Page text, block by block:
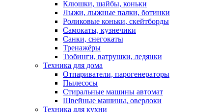
Клюшки, шайбы, коньки
Лыжи, лыжные палки, ботинки
Роликовые коньки, скейтборды
Самокаты, кузнечики
Санки, снегокаты
Тренажёры
Тюбинги, ватрушки, ледянки
Техника для дома
Отпариватели, парогенераторы
Пылесосы
Стиральные машины автомат
Швейные машины, оверлоки
Техника для кухни